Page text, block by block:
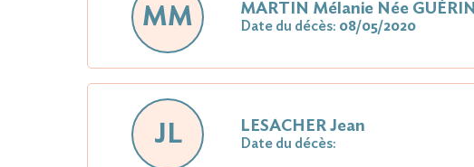
MM MARTIN Mélanie Née GUÉRIN
Date du décès: 08/05/2020
JL LESACHER Jean
Date du décès: